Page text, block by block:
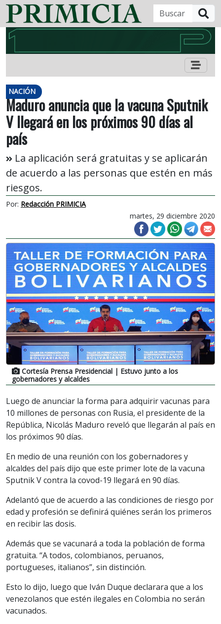
NACIÓN
Maduro anuncia que la vacuna Sputnik
V llegará en los próximos 90 días al
país
La aplicación será gratuitas y se aplicarán
de acuerdo a las personas que estén en más
riesgos.
Por: Redacción PRIMICIA
martes, 29 diciembre 2020
Cortesía Prensa Presidencial | Estuvo junto a los
gobernadores y alcaldes
Luego de anunciar la forma para adquirir vacunas para
10 millones de personas con Rusia, el presidente de la
República, Nicolás Maduro reveló que llegarán al país en
los próximos 90 días.
En medio de una reunión con los gobernadores y
alcaldes del país dijo que este primer lote de la vacuna
Sputnik V contra la covod-19 llegará en 90 días.
Adelantó que de acuerdo a las condiciones de riesgo por
edad y profesión se definirá quiénes serán los primeros
en recibir las dosis.
Además que se vacunará a toda la población de forma
gratuita. “A todos, colombianos, peruanos,
portugueses, italianos”, sin distinción.
Esto lo dijo, luego que Iván Duque declarara que a los
venezolanos que estén ilegales en Colombia no serán
vacunados.